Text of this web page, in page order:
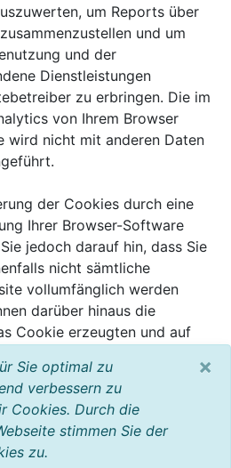
um Reports über
und um
und der
Dienstleistungen
zu erbringen. Die im
von Ihrem Browser
wird nicht mit anderen Daten
der Cookies durch eine
Ihrer Browser-Software
jedoch darauf hin, dass Sie
nicht sämtliche
vollumfänglich werden
darüber hinaus die
Cookie erzeugten und auf
sowie die Verarbeitung dieser
indem sie das unter
Browser-Plugin
dlpage/gaoptout?hl=de.
Sie optimal zu
verbessern zu
Cookies. Durch die
stimmen Sie der
zu.
×